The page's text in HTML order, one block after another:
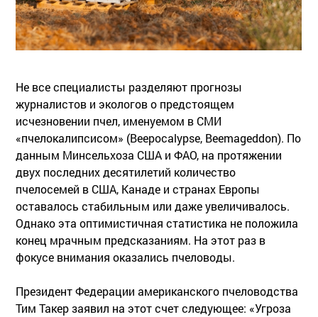
Не все специалисты разделяют прогнозы
журналистов и экологов о предстоящем
исчезновении пчел, именуемом в СМИ
«пчелокалипсисом» (Вeepocalypse, Beemageddon). По
данным Минсельхоза США и ФАО, на протяжении
двух последних десятилетий количество
пчелосемей в США, Канаде и странах Европы
оставалось стабильным или даже увеличивалось.
Однако эта оптимистичная статистика не положила
конец мрачным предсказаниям. На этот раз в
фокусе внимания оказались пчеловоды.
Президент Федерации американского пчеловодства
Тим Такер заявил на этот счет следующее: «Угроза